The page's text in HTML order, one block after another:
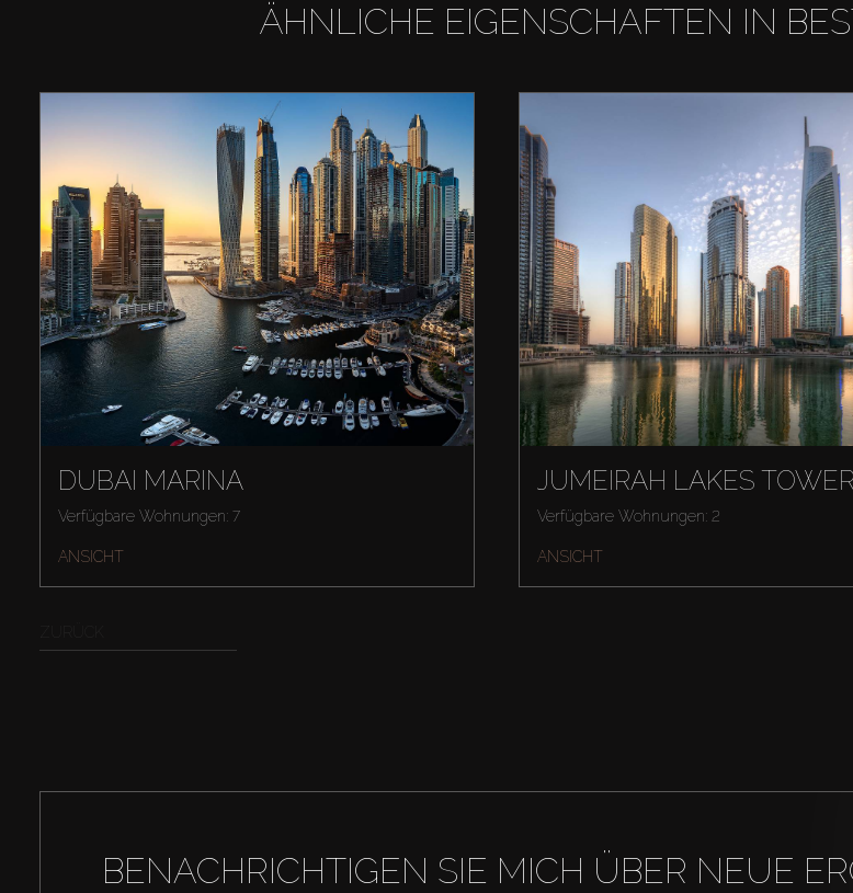
ÄHNLICHE EIGENSCHAFTEN IN
DUBAI MARINA
Verfügbare Wohnungen: 7
ANSICHT
JUMEIRAH LAKES
Verfügbare Wohnungen: 2
ANSICHT
BENACHRICHTIGEN SIE MICH ÜBER NEUE